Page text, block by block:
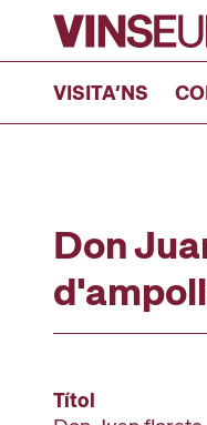
Anar al contingut
VISITA’NS
Don
Títol